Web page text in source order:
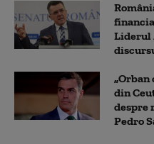
Liderul
„Orban
din
despre
Pedro